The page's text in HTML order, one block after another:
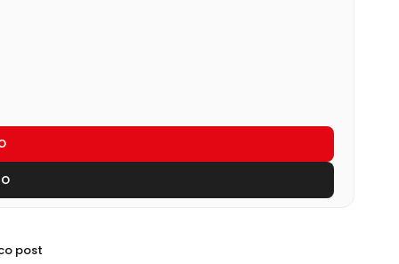
post